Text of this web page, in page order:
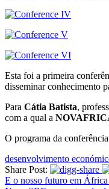
Esta foi a primeira
disseminar conhecimento
Para Cátia Batista,
com a qual a
O programa da
desenvolvimento
Share Post:
E o nosso futuro em